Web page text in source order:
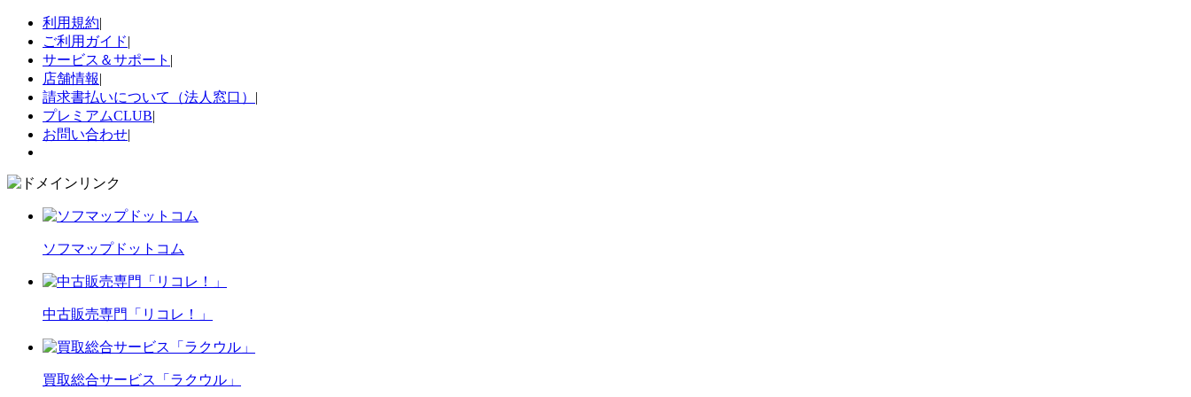
利用規約|
ご利用ガイド|
サービス＆サポート |
店舗情報|
請求書払いについて（法人窓口） |
プレミアムCLUB|
お問い合わせ|
ソフマップドットコム
中古販売専門「リコレ！」
買取総合サービス「ラクウル」